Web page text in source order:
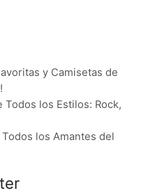
y Camisetas de
los Estilos: Rock,
Todos los Amantes del